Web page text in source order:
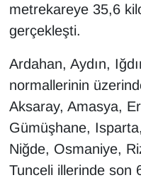
metrekareye 35,6
gerçekleşti.
Ardahan, Aydın,
normallerinin
Aksaray, Amasya,
Gümüşhane,
Niğde, Osmaniye,
Tunceli illerinde son